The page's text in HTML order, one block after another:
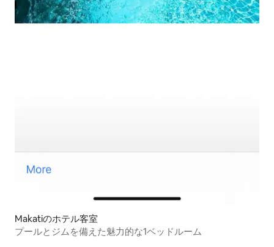
Makatiのホテル客室
プールとジムを備えた魅力的な1ベッドルーム